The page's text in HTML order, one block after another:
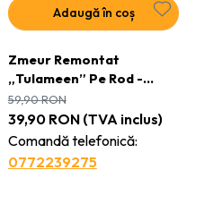
Adaugă în coș
Zmeur Remontat
„Tulameen” Pe Rod -
Ghiveci 2L - H 30 - 40 cm
39,90 RON(TVA inclus)
Comandă telefonică:
0772239275
59,90RON